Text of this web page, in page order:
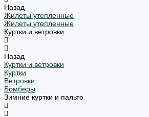
Назад
Жилеты утепленные
Жилеты утепленные
Куртки и ветровки
Назад
Куртки и ветровки
Куртки
Ветровки
Бомберы
Зимние куртки и пальто